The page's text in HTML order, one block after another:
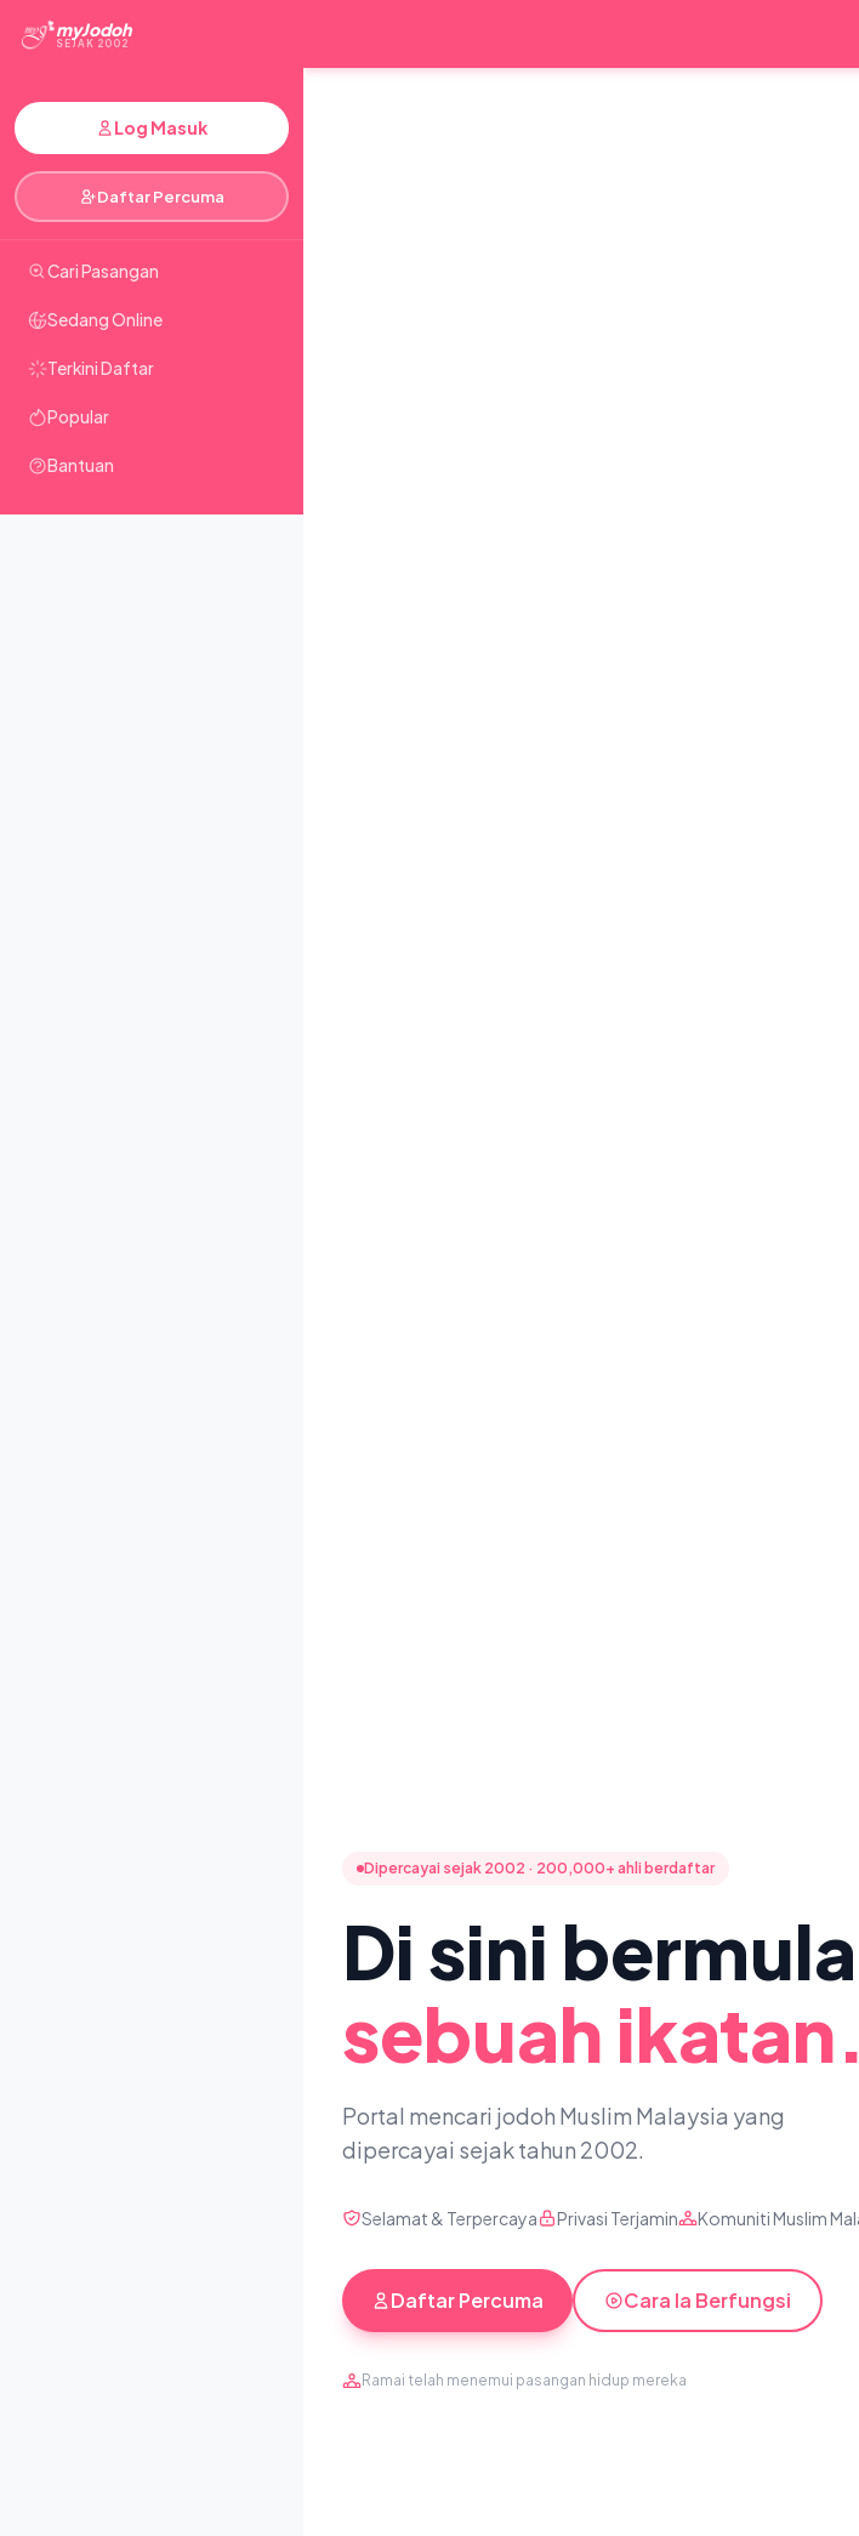
myJodoh
SEJAK 2002
Log Masuk
Daftar Percuma
Cari Pasangan
Sedang Online
Terkini Daftar
Popular
Bantuan
Dipercayai sejak 2002 · 200,000+ ahli berdaftar
Di sini bermula
sebuah ikatan.
Portal mencari jodoh Muslim Malaysia yang
dipercayai sejak tahun 2002.
Selamat & Terpercaya Privasi Terjamin Komuniti Muslim
Daftar Percuma Cara Ia Berfungsi
Ramai telah menemui pasangan hidup mereka